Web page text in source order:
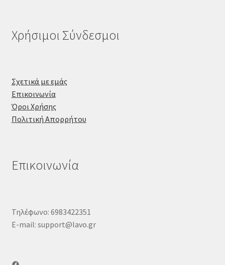
Χρήσιμοι Σύνδεσμοι
Σχετικά με εμάς
Επικοινωνία
Όροι Χρήσης
Πολιτική Απορρήτου
Επικοινωνία
Τηλέφωνο: 6983422351
E-mail: support@lavo.gr